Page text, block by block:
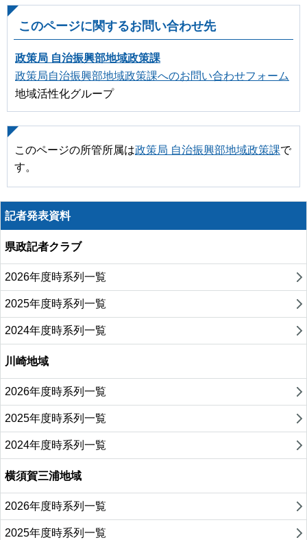
このページに関するお問い合わせ先
政策局 自治振興部地域政策課
政策局自治振興部地域政策課へのお問い合わせフォーム
地域活性化グループ
このページの所管所属は政策局 自治振興部地域政策課で
す。
記者発表資料
県政記者クラブ
2026年度時系列一覧
2025年度時系列一覧
2024年度時系列一覧
川崎地域
2026年度時系列一覧
2025年度時系列一覧
2024年度時系列一覧
横須賀三浦地域
2026年度時系列一覧
2025年度時系列一覧